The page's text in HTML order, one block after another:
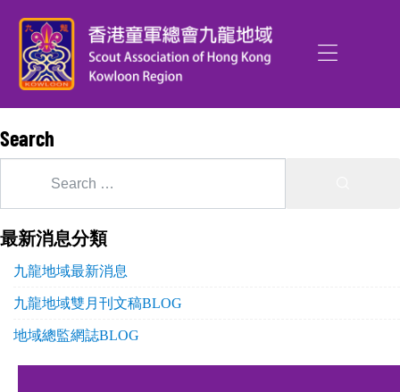
Search
最新消息分類
九龍地域最新消息
九龍地域雙月刊文稿BLOG
地域總監網誌BLOG